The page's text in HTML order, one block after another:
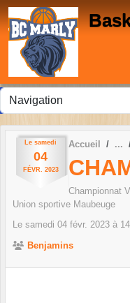
Le samedi
04
FÉVR. 2023
Accueil
Championnat
Union sportive Maubeuge
Le samedi 04 févr. 2023 à
Benjamins
Panneau de gestion des